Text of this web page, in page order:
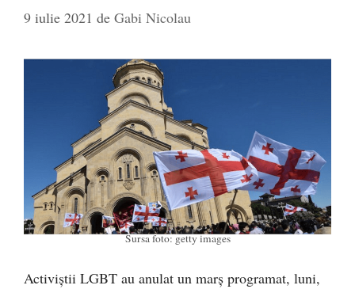
9 iulie 2021 de Gabi Nicolau
Sursa foto: getty images
Activiștii LGBT au anulat un marș programat, luni,